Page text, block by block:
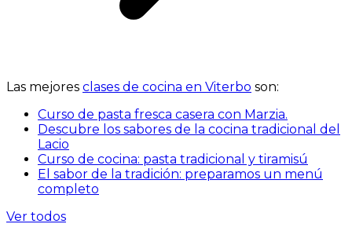
Las mejores clases de cocina en Viterbo son:
Curso de pasta fresca casera con Marzia.
Descubre los sabores de la cocina tradicional del
Lacio
Curso de cocina: pasta tradicional y tiramisú
El sabor de la tradición: preparamos un menú
completo
Ver todos